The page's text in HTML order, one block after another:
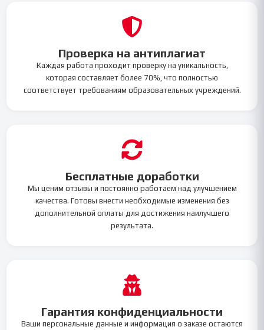
Проверка на антиплагиат
Каждая работа проходит проверку на уникальность,
которая составляет более 70%, что полностью
соответствует требованиям образовательных учреждений.
Бесплатные доработки
Мы ценим отзывы и постоянно работаем над улучшением
качества. Готовы внести необходимые изменения без
дополнительной оплаты для достижения наилучшего
результата.
Гарантия конфиденциальности
Ваши персональные данные и информация о заказе остаются